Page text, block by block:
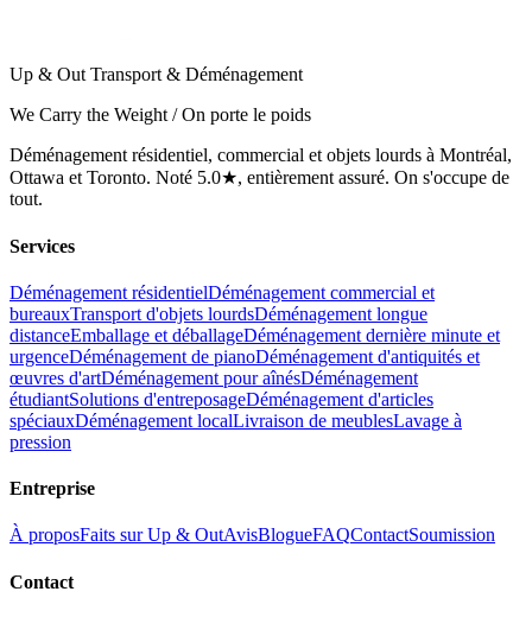
Up & Out Transport & Déménagement
We Carry the Weight / On porte le poids
Déménagement résidentiel, commercial et objets lourds à Montréal,
Ottawa et Toronto. Noté 5.0★, entièrement assuré. On s'occupe de
tout.
Services
Déménagement résidentielDéménagement commercial et
bureauxTransport d'objets lourdsDéménagement longue
distanceEmballage et déballageDéménagement dernière minute et
urgenceDéménagement de pianoDéménagement d'antiquités et
œuvres d'artDéménagement pour aînésDéménagement
étudiantSolutions d'entreposageDéménagement d'articles
spéciauxDéménagement localLivraison de meublesLavage à
pression
Entreprise
À proposFaits sur Up & OutAvisBlogueFAQContactSoumission
Contact